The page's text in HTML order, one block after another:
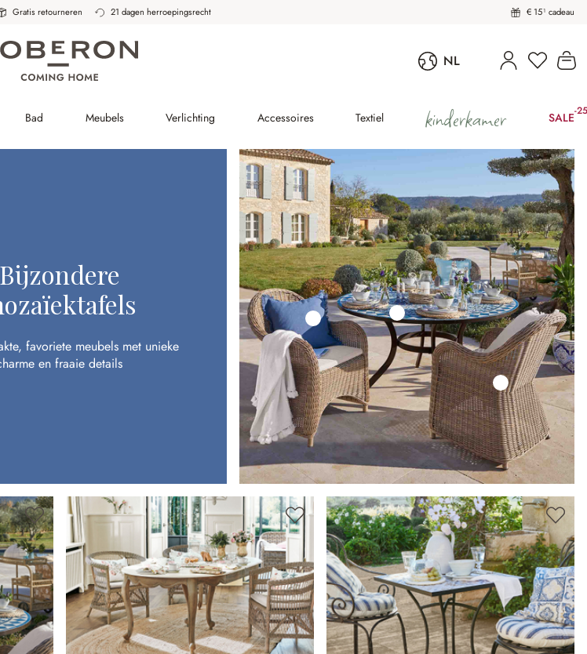
Gratis retourneren 21 dagen herroepingsrecht € 15¹ cadeau
NL U heeft
Bad Meubels Verlichting Accessoires Textiel kinderkamer SALE-
Bijzondere
favoriete meubels met unieke
en fraaie details